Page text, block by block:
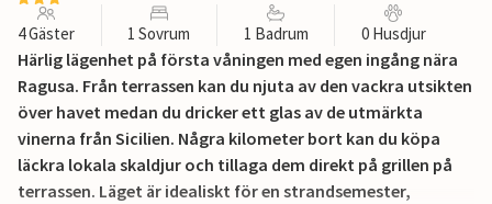
4 Gäster 1 Sovrum 1 Badrum 0 Husdjur
Härlig lägenhet på första våningen med egen ingång nära
Ragusa. Från terrassen kan du njuta av den vackra utsikten
över havet medan du dricker ett glas av de utmärkta
vinerna från Sicilien. Några kilometer bort kan du köpa
läckra lokala skaldjur och tillaga dem direkt på grillen på
terrassen. Läget är idealiskt för en strandsemester,